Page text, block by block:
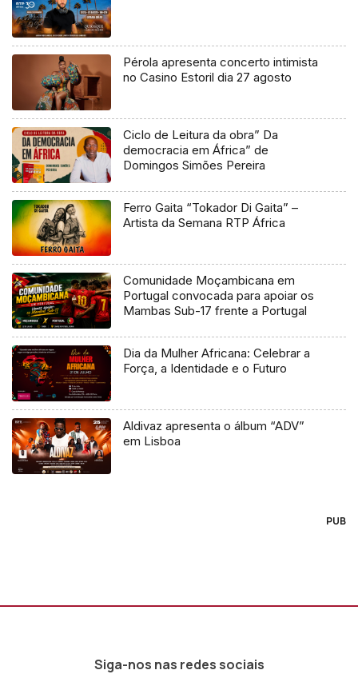
Pérola apresenta concerto intimista
no Casino Estoril dia 27 agosto
Ciclo de Leitura da obra” Da
democracia em África” de
Domingos Simões Pereira
Ferro Gaita “Tokador Di Gaita” –
Artista da Semana RTP África
Comunidade Moçambicana em
Portugal convocada para apoiar os
Mambas Sub-17 frente a Portugal
Dia da Mulher Africana: Celebrar a
Força, a Identidade e o Futuro
Aldivaz apresenta o álbum “ADV”
em Lisboa
PUB
Siga-nos nas redes sociais